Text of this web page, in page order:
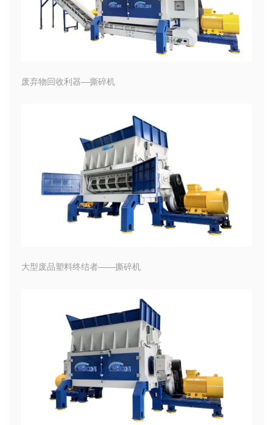
废弃物回收利器—撕碎机
大型废品塑料终结者——撕碎机